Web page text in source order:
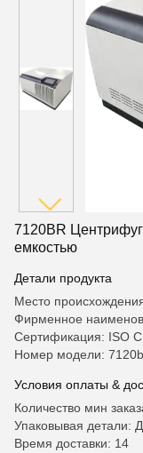
7120BR
емкостью
Детали продукта
Место
Фирменное
Сертификация: ISO
Номер модели:
Условия оплаты &
Количество мин
Упаковывая детали:
Время доставки: 14